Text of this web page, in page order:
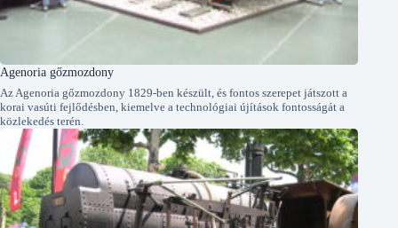
Agenoria gőzmozdony
Az Agenoria gőzmozdony 1829-ben készült, és fontos szerepet játszott a
korai vasúti fejlődésben, kiemelve a technológiai újítások fontosságát a
közlekedés terén.